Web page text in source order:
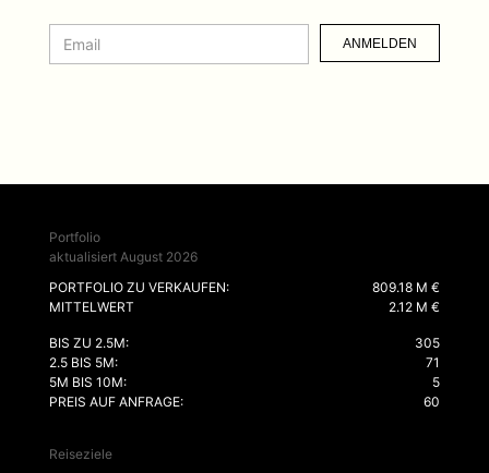
ANMELDEN
Portfolio
aktualisiert August 2026
PORTFOLIO ZU VERKAUFEN:
809.18 M €
MITTELWERT
2.12 M €
BIS ZU 2.5M:
305
2.5 BIS 5M:
71
5M BIS 10M:
5
PREIS AUF ANFRAGE:
60
Reiseziele